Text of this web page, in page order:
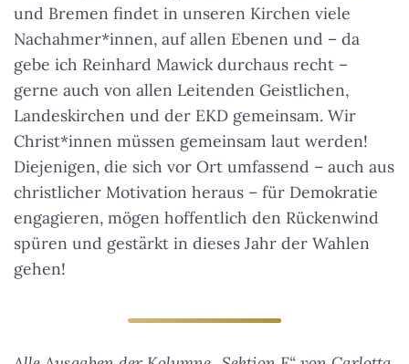
und Bremen findet in unseren Kirchen viele
Nachahmer*innen, auf allen Ebenen und – da
gebe ich Reinhard Mawick durchaus recht –
gerne auch von allen Leitenden Geistlichen,
Landeskirchen und der EKD gemeinsam. Wir
Christ*innen müssen gemeinsam laut werden!
Diejenigen, die sich vor Ort umfassend – auch aus
christlicher Motivation heraus – für Demokratie
engagieren, mögen hoffentlich den Rückenwind
spüren und gestärkt in dieses Jahr der Wahlen
gehen!